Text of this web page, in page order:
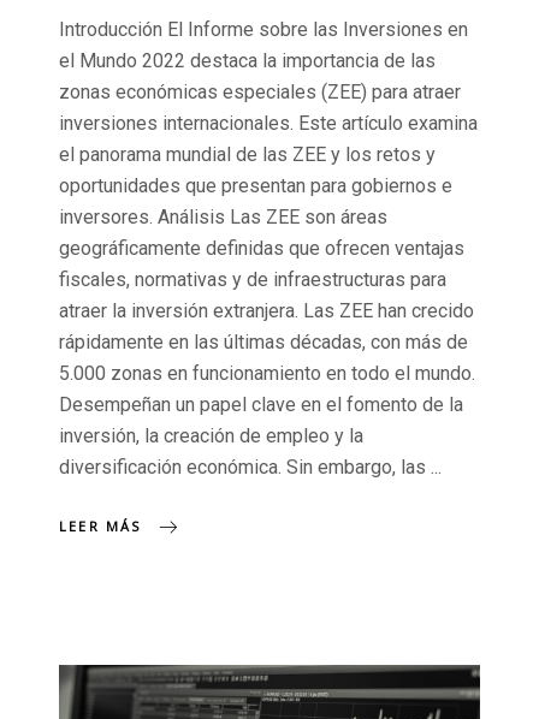
Introducción El Informe sobre las Inversiones en
el Mundo 2022 destaca la importancia de las
zonas económicas especiales (ZEE) para atraer
inversiones internacionales. Este artículo examina
el panorama mundial de las ZEE y los retos y
oportunidades que presentan para gobiernos e
inversores. Análisis Las ZEE son áreas
geográficamente definidas que ofrecen ventajas
fiscales, normativas y de infraestructuras para
atraer la inversión extranjera. Las ZEE han crecido
rápidamente en las últimas décadas, con más de
5.000 zonas en funcionamiento en todo el mundo.
Desempeñan un papel clave en el fomento de la
inversión, la creación de empleo y la
diversificación económica. Sin embargo, las
LEER MÁS